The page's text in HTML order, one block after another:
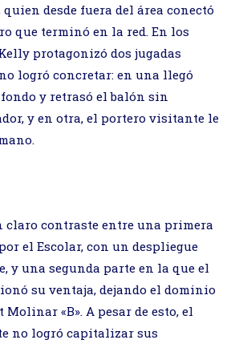
quien desde fuera del área conectó
que terminó en la red. En los
protagonizó dos jugadas
logró concretar: en una llegó
y retrasó el balón sin
y en otra, el portero visitante le
claro contraste entre una primera
el Escolar, con un despliegue
y una segunda parte en la que el
su ventaja, dejando el dominio
«B». A pesar de esto, el
no logró capitalizar sus